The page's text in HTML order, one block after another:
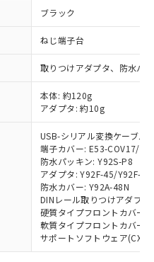
ブラック
ねじ端子台
取りつけアダプタ、防水パ
本体: 約120g
アダプタ: 約10g
USB-シリアル変換ケーブル:
端子カバー: E53-COV17/
防水パッキン: Y92S-P8
アダプタ: Y92F-45/Y92F-49
防水カバー: Y92A-48N
DINレール取りつけアダプタ
硬質タイプフロントカバー:
軟質タイプフロントカバー:
サポートソフトウェア(CX-
価格結果を当社の
者に漏洩または開
いします。
部品リスト作成サー
ただくには、I-Web
録されている必要が
サイト上で当社にご
ストについて、当社
利用者が、当社の製
するお客様との取
範囲で利用すること
とは、"個人情報
の「1.共同利
載されている法人を
ンロード
ウンロードするこ
）の非含有証明書
当社基準）
で非含有を証明す
非含有を証明する
質）のすべてが基
します。
境に深刻な影響を
社販売部門へお問
第三者に販売する
す。また当社は、
に係わる関係者が違
れがある場合は、取
キャンセル
社販売員にご確
、また在庫状況の
ていない機種